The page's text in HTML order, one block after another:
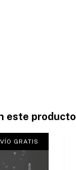
este producto
GRATIS